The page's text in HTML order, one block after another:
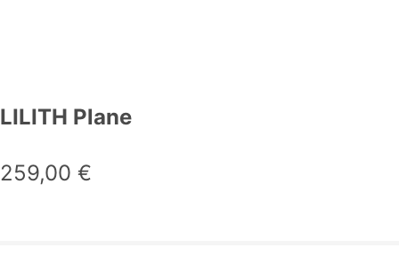
LILITH Plane
259,00 €